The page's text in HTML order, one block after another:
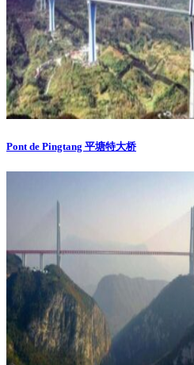
Pont de Pingtang 平塘特大桥